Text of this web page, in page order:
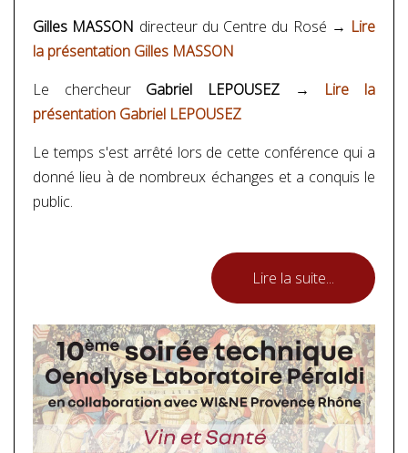
Gilles MASSON directeur du Centre du Rosé → Lire
la présentation Gilles MASSON
Le chercheur Gabriel LEPOUSEZ →
Lire la
présentation Gabriel LEPOUSEZ
Le temps s'est arrêté lors de cette conférence qui a
donné lieu à de nombreux échanges et a conquis le
public.
Lire la suite...